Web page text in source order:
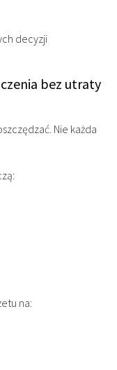
decyzji
bez utraty
Nie każda
na: